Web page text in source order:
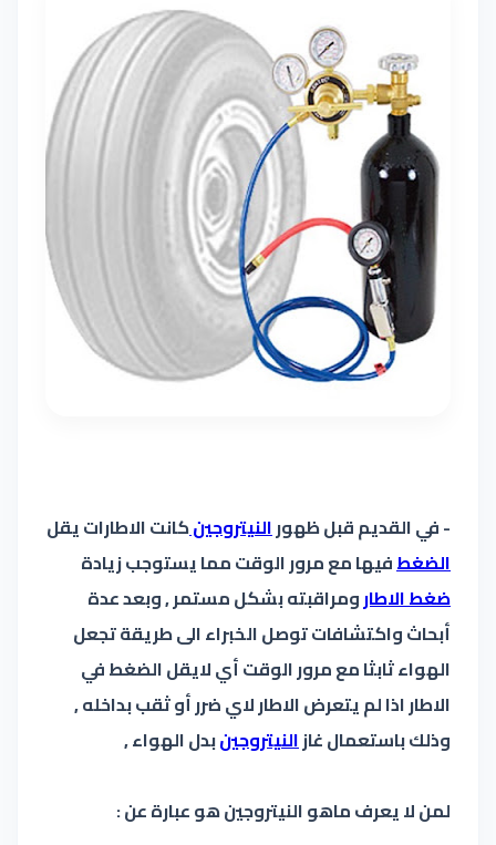
- في القديم قبل ظهورالنيتروجينكانت الاطارات يقل
الضغطفيها مع مرور الوقت مما يستوجب زيادة
ضغط الاطارومراقبته بشكل مستمر , وبعد عدة
أبحاث واكتشافات توصل الخبراء الى طريقة تجعل
الهواء ثابثا مع مرور الوقت أي لايقل الضغط في
الاطار اذا لم يتعرض الاطار لاي ضرر أو ثقب بداخله ,
وذلك باستعمال غازالنيتروجينبدل الهواء ,
لمن لا يعرف ماهو النيتروجين هو عبارة عن :